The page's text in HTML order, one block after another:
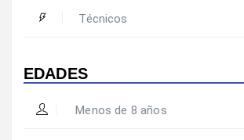
Técnicos
EDADES
Menos de 8 años